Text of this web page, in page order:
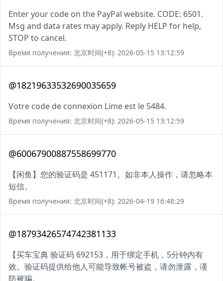
Enter your code on the PayPal website. CODE: 6501.
Msg and data rates may apply. Reply HELP for help,
STOP to cancel.
Время получения: 北京时间(+8): 2026-05-15 13:12:59
@18219633532690035659
Votre code de connexion Lime est le 5484.
Время получения: 北京时间(+8): 2026-05-15 13:12:59
@60067900887558699770
【闲鱼】您的验证码是 451171。如非本人操作，请忽略本
短信。
Время получения: 北京时间(+8): 2026-04-19 16:48:29
@18793426574742381133
【买车宝典 验证码 692153，用于绑定手机，5分钟内有
效。验证码提供给他人可能导致帐号被盗，请勿泄露，谨
防被骗。